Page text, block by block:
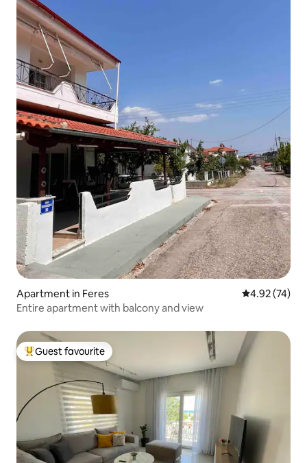
Apartment in Feres 4.92 out of 5
4.92 (74)
Entire apartment with balcony and view
Top guest favourite
Guest favourite